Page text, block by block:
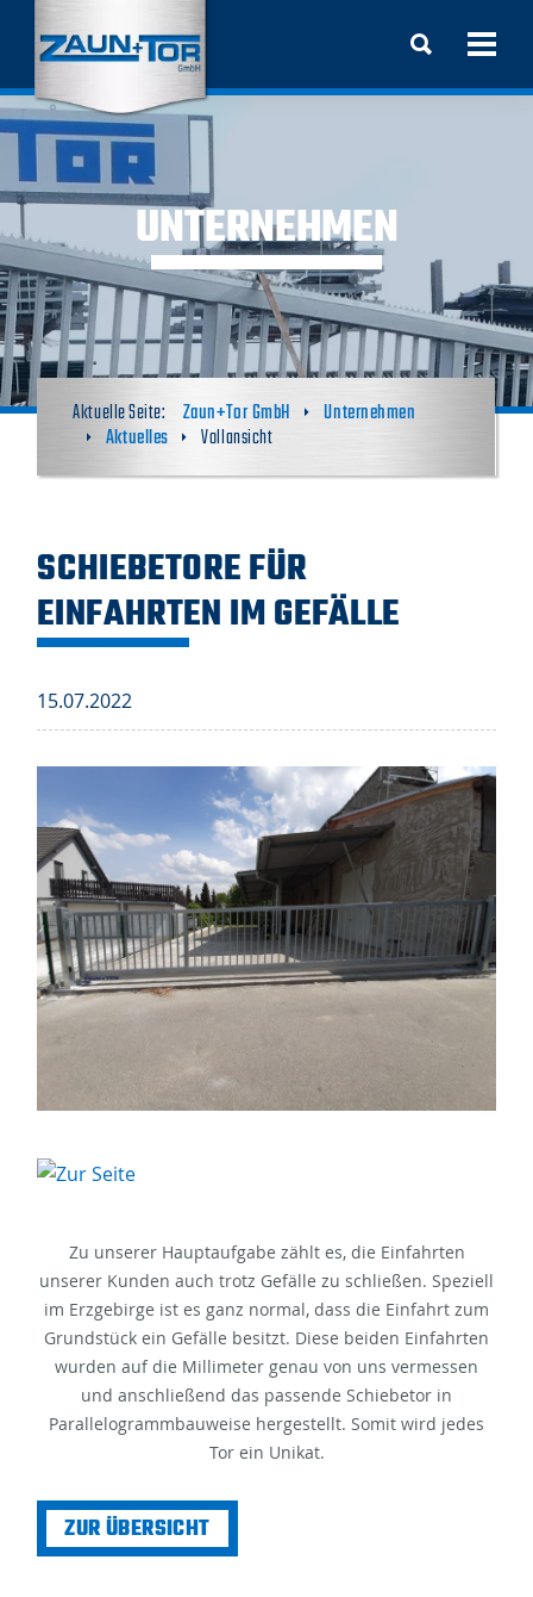
UNTERNEHMEN
Zaun+Tor GmbH
Unternehmen
Aktuelles
Vollansicht
SCHIEBETORE FÜR
EINFAHRTEN IM GEFÄLLE
15.07.2022
Zu unserer Hauptaufgabe zählt es, die Einfahrten
unserer Kunden auch trotz Gefälle zu schließen. Speziell
im Erzgebirge ist es ganz normal, dass die Einfahrt zum
Grundstück ein Gefälle besitzt. Diese beiden Einfahrten
wurden auf die Millimeter genau von uns vermessen
und anschließend das passende Schiebetor in
Parallelogrammbauweise hergestellt. Somit wird jedes
Tor ein Unikat.
ZUR ÜBERSICHT